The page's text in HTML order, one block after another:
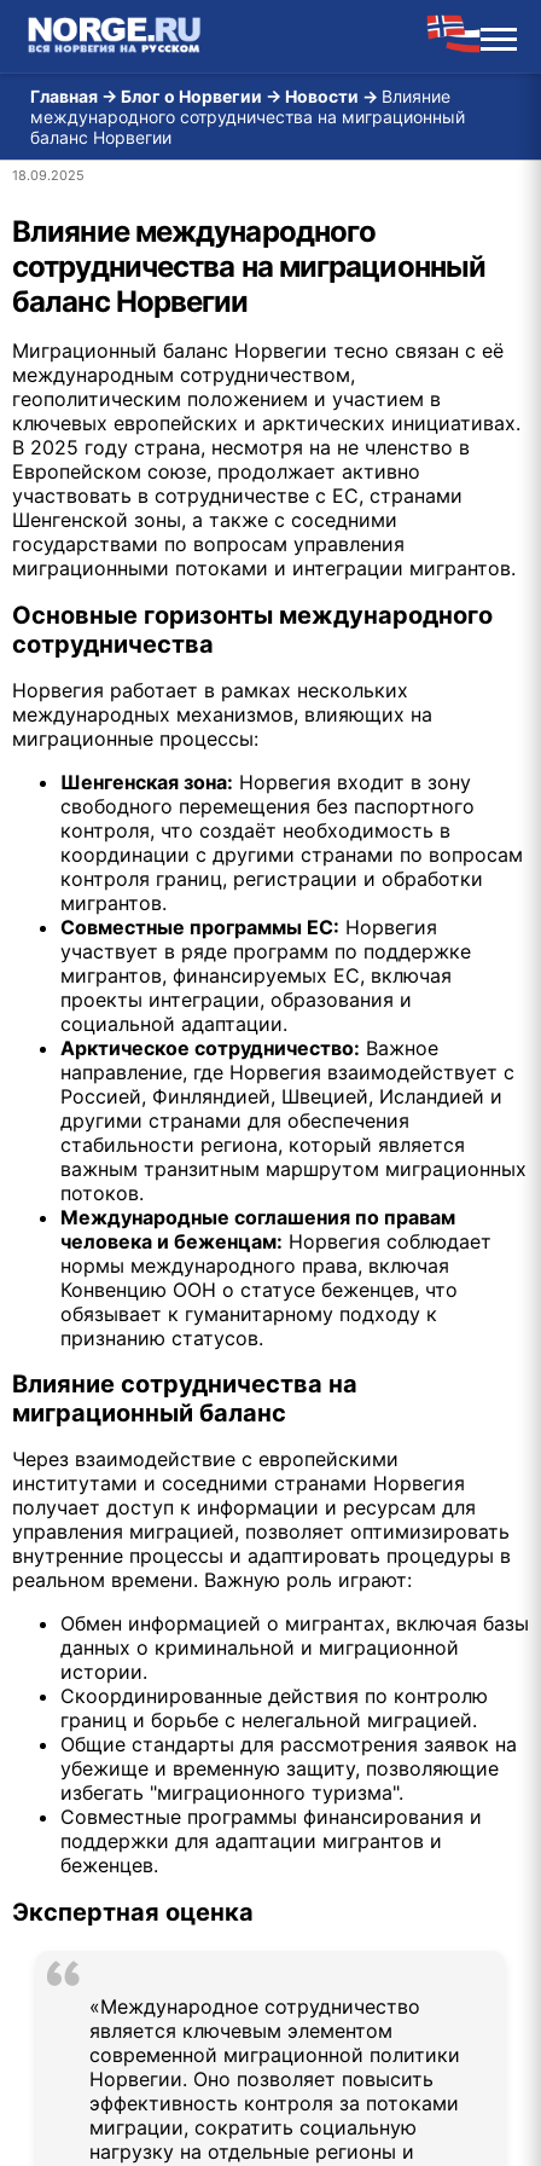
Главная → Блог о Норвегии → Новости → Влияние
международного сотрудничества на миграционный
баланс Норвегии
18.09.2025
Влияние международного
сотрудничества на миграционный
баланс Норвегии
Миграционный баланс Норвегии тесно связан с её
международным сотрудничеством,
геополитическим положением и участием в
ключевых европейских и арктических инициативах.
В 2025 году страна, несмотря на не членство в
Европейском союзе, продолжает активно
участвовать в сотрудничестве с ЕС, странами
Шенгенской зоны, а также с соседними
государствами по вопросам управления
миграционными потоками и интеграции мигрантов.
Основные горизонты международного
сотрудничества
Норвегия работает в рамках нескольких
международных механизмов, влияющих на
миграционные процессы:
Шенгенская зона: Норвегия входит в зону
свободного перемещения без паспортного
контроля, что создаёт необходимость в
координации с другими странами по вопросам
контроля границ, регистрации и обработки
мигрантов.
Совместные программы ЕС: Норвегия
участвует в ряде программ по поддержке
мигрантов, финансируемых ЕС, включая
проекты интеграции, образования и
социальной адаптации.
Арктическое сотрудничество: Важное
направление, где Норвегия взаимодействует с
Россией, Финляндией, Швецией, Исландией и
другими странами для обеспечения
стабильности региона, который является
важным транзитным маршрутом миграционных
потоков.
Международные соглашения по правам
человека и беженцам: Норвегия соблюдает
нормы международного права, включая
Конвенцию ООН о статусе беженцев, что
обязывает к гуманитарному подходу к
признанию статусов.
Влияние сотрудничества на
миграционный баланс
Через взаимодействие с европейскими
институтами и соседними странами Норвегия
получает доступ к информации и ресурсам для
управления миграцией, позволяет оптимизировать
внутренние процессы и адаптировать процедуры в
реальном времени. Важную роль играют:
Обмен информацией о мигрантах, включая базы
данных о криминальной и миграционной
истории.
Скоординированные действия по контролю
границ и борьбе с нелегальной миграцией.
Общие стандарты для рассмотрения заявок на
убежище и временную защиту, позволяющие
избегать "миграционного туризма".
Совместные программы финансирования и
поддержки для адаптации мигрантов и
беженцев.
Экспертная оценка
«Международное сотрудничество
является ключевым элементом
современной миграционной политики
Норвегии. Оно позволяет повысить
эффективность контроля за потоками
миграции, сократить социальную
нагрузку на отдельные регионы и